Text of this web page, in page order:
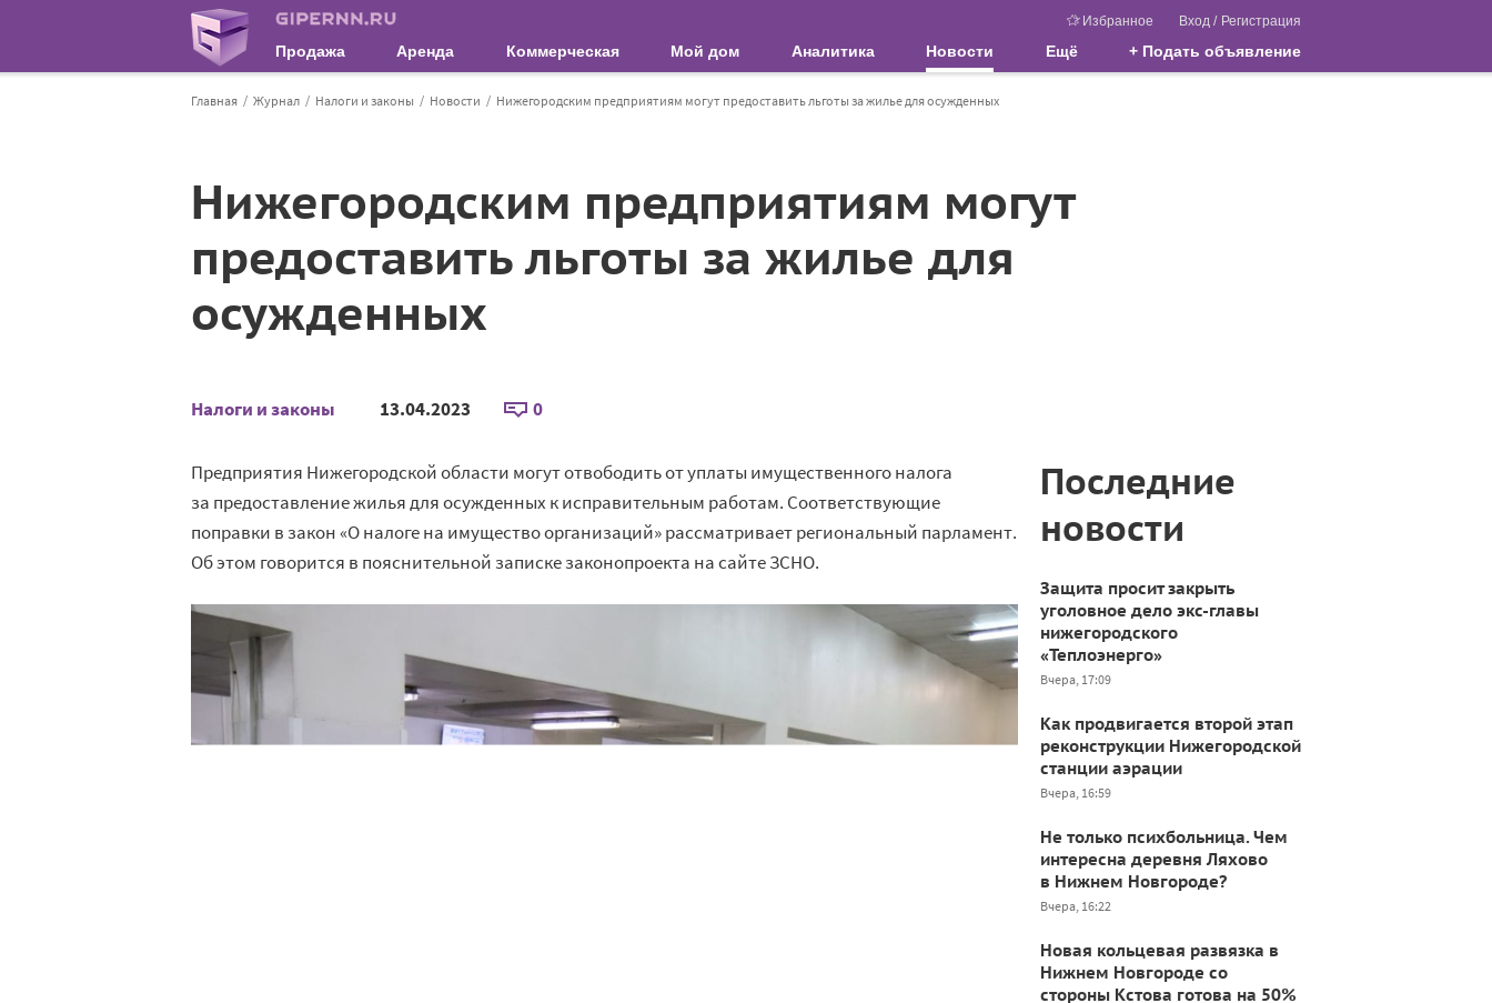
Избранное Вход / Регистрация
Продажа Аренда Коммерческая Мой дом Аналитика Новости Ещё + Подать объявление
Главная Журнал Налоги и законы Новости Нижегородским предприятиям могут предоставить льготы за жилье для осужденных
Нижегородским предприятиям могут
предоставить льготы за жилье для
осужденных
Налоги и законы 13.04.2023 0
Предприятия Нижегородской области могут отвободить от уплаты имущественного налога
за предоставление жилья для осужденных к исправительным работам. Соответствующие
поправки в закон «О налоге на имущество организаций» рассматривает региональный парламент.
Об этом говорится в пояснительной записке законопроекта на сайте ЗСНО.
Последние
новости
Защита просит закрыть
уголовное дело экс-главы
нижегородского
«Теплоэнерго»
Вчера, 17:09
Как продвигается второй этап
реконструкции Нижегородской
станции аэрации
Вчера, 16:59
Не только психбольница. Чем
интересна деревня Ляхово
в Нижнем Новгороде?
Вчера, 16:22
Новая кольцевая развязка в
Нижнем Новгороде со
стороны Кстова готова на 50%